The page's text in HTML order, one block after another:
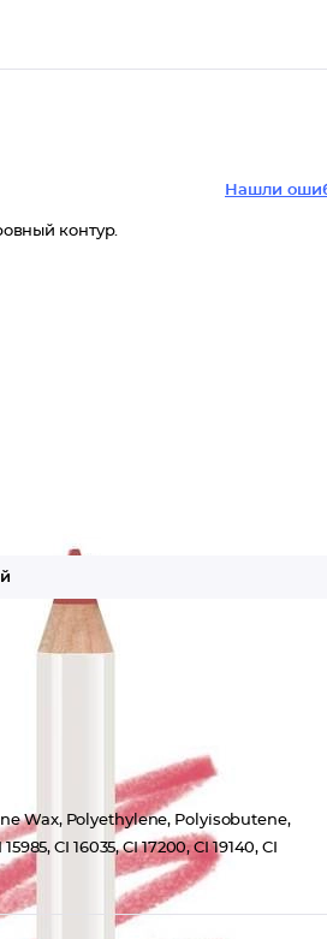
Нашли
контур.
Wax, Polyethylene, Polyisobutene,
CI 16035, CI 17200, CI 19140, CI